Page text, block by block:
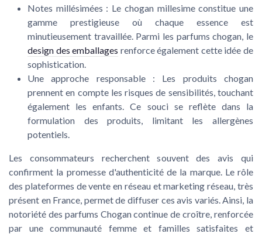
Notes millésimées : Le chogan millesimeconstitue une
gamme prestigieuse où chaque essence est
minutieusement travaillée. Parmi les parfums chogan , le
design des emballages renforce également cette idée de
sophistication.
Une approche responsable : Les produits chogan
prennent en compte les risques de sensibilités, touchant
également lesenfants . Ce souci se reflète dans la
formulation desproduits , limitant les allergènes
potentiels.
Les consommateurs recherchent souvent desavis qui
confirment la promesse d'authenticité de la marque. Le rôle
des plateformes devente en réseauetmarketing réseau , très
présent en France , permet de diffuser ces avis variés. Ainsi, la
notoriété des parfums Chogancontinue de croître, renforcée
par une communauté femmeet familles satisfaites et